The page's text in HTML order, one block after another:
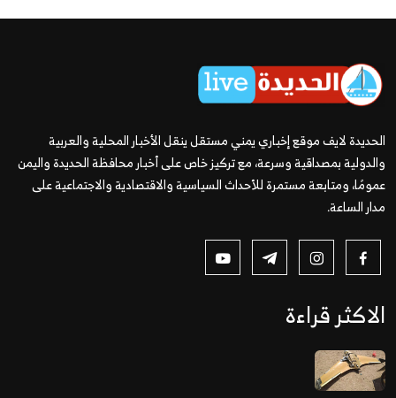
الحديدة لايف موقع إخباري يمني مستقل ينقل الأخبار المحلية والعربية
والدولية بمصداقية وسرعة، مع تركيز خاص على أخبار محافظة الحديدة واليمن
عمومًا، ومتابعة مستمرة للأحداث السياسية والاقتصادية والاجتماعية على
مدار الساعة.
الاكثر قراءة